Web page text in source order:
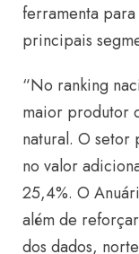
ferramenta
principais
“No ranking
maior produtor
natural. O setor
no valor
25,4%. O
além de
dos dados,